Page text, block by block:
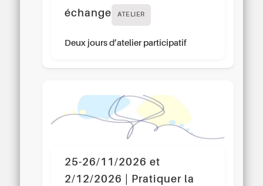
échange
ATELIER
Deux jours d’atelier participatif
25-26/11/2026 et
2/12/2026 | Pratiquer la